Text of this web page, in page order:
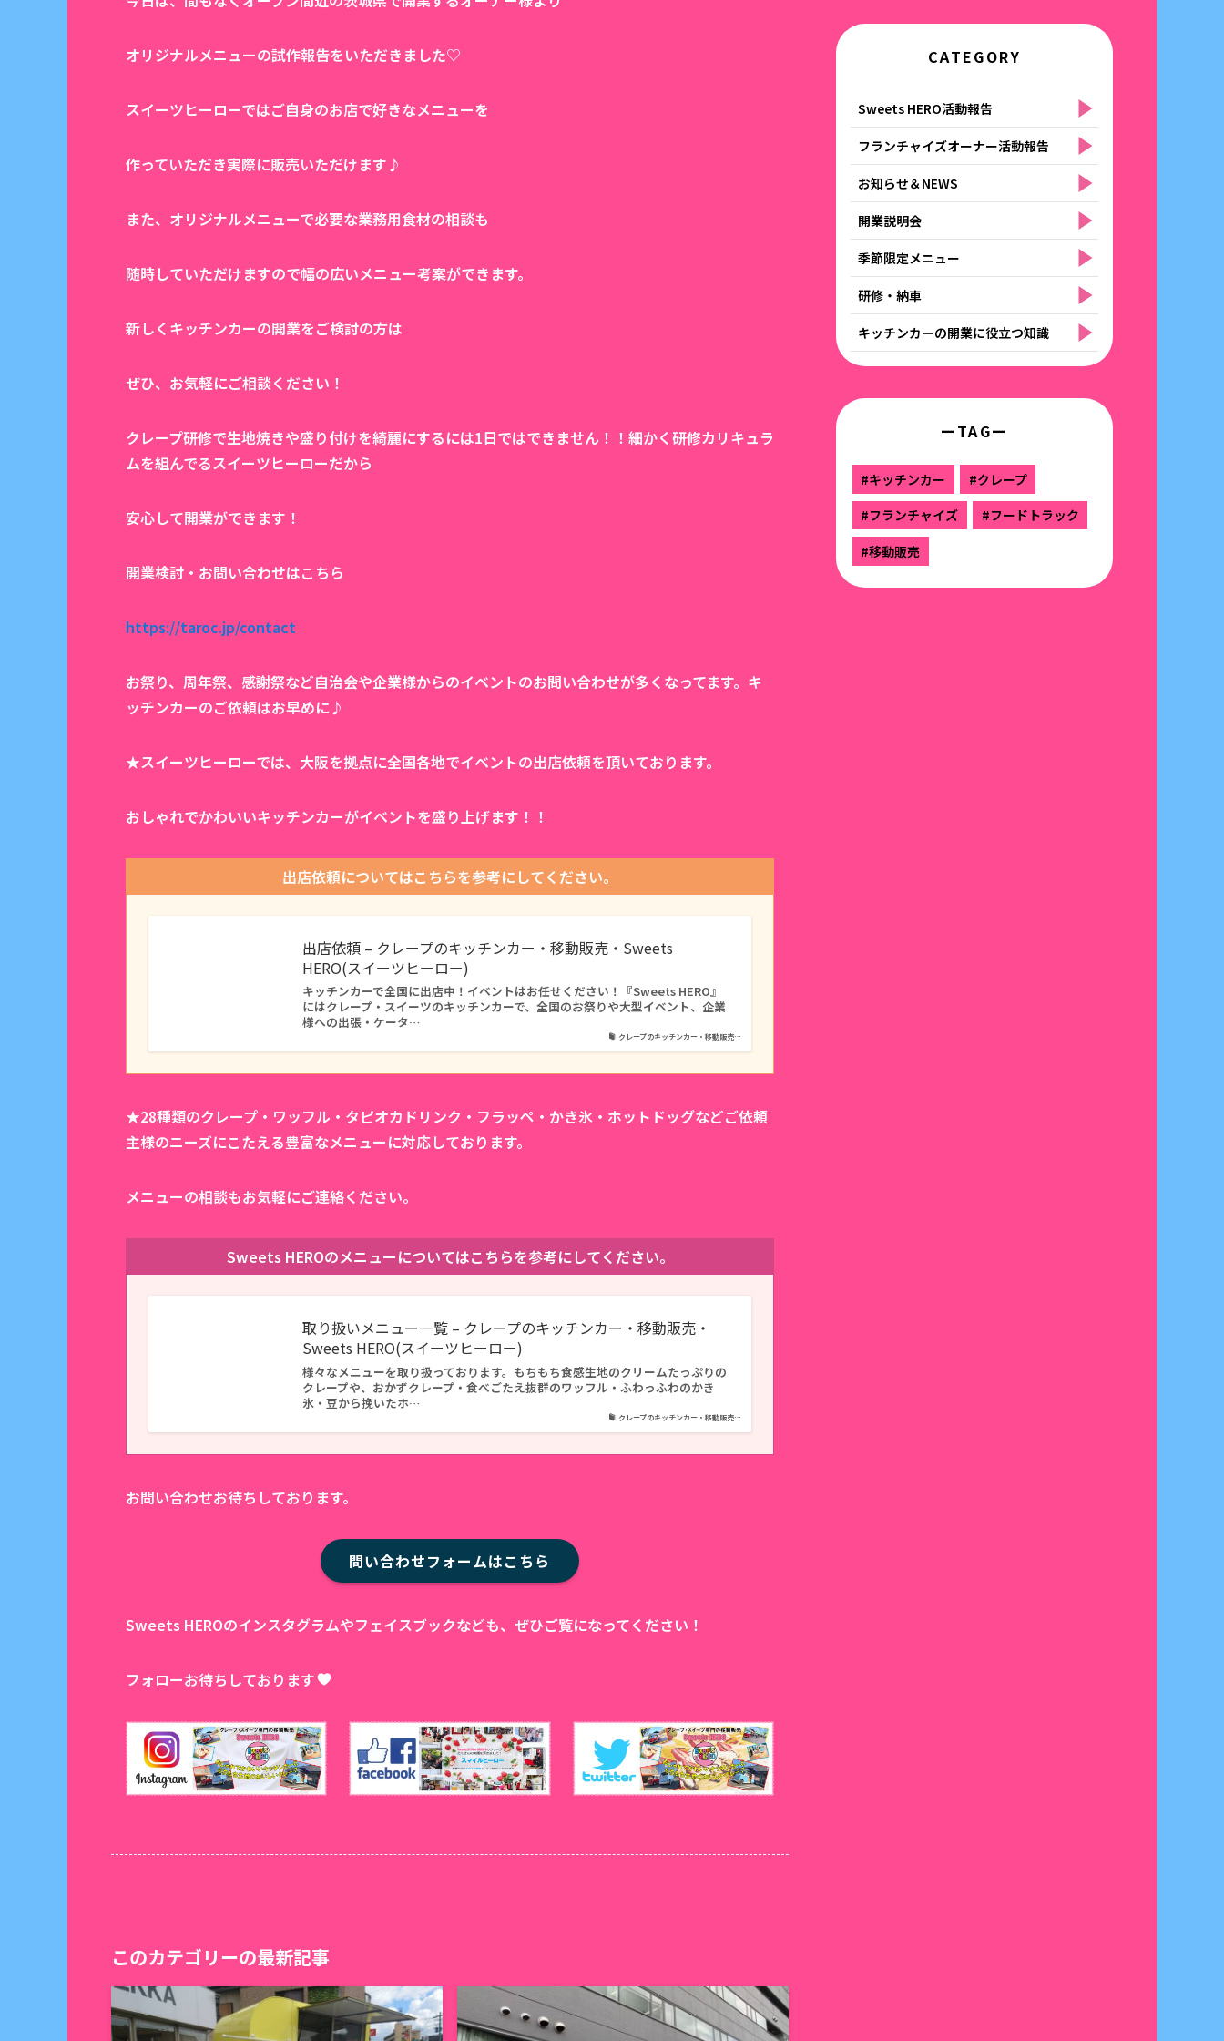
オリジナルメニューの試作報告をいただきました♡
スイーツヒーローではご自身のお店で好きなメニューを
作っていただき実際に販売いただけます♪
また、オリジナルメニューで必要な業務用食材の相談も
随時していただけますので幅の広いメニュー考案ができます。
新しくキッチンカーの開業をご検討の方は
ぜひ、お気軽にご相談ください！
クレープ研修で生地焼きや盛り付けを綺麗にするには1日ではできません！！細かく研修カリキュラ
ムを組んでるスイーツヒーローだから
安心して開業ができます！
開業検討・お問い合わせはこちら
https://taroc.jp/contact
お祭り、周年祭、感謝祭など自治会や企業様からのイベントのお問い合わせが多くなってます。キ
ッチンカーのご依頼はお早めに♪
★スイーツヒーローでは、大阪を拠点に全国各地でイベントの出店依頼を頂いております。
おしゃれでかわいいキッチンカーがイベントを盛り上げます！！
出店依頼についてはこちらを参考にしてください。
クレープのキッチンカー・移動販売…
出店依頼 – クレープのキッチンカー・移動販売・Sweets
HERO(スイーツヒーロー)
キッチンカーで全国に出店中！イベントはお任せください！『Sweets HERO』
にはクレープ・スイーツのキッチンカーで、全国のお祭りや大型イベント、企業
様への出張・ケータ…
★28種類のクレープ・ワッフル・タピオカドリンク・フラッペ・かき氷・ホットドッグなどご依頼
主様のニーズにこたえる豊富なメニューに対応しております。
メニューの相談もお気軽にご連絡ください。
Sweets HEROのメニューについてはこちらを参考にしてください。
クレープのキッチンカー・移動販売…
取り扱いメニュー一覧 – クレープのキッチンカー・移動販売・
Sweets HERO(スイーツヒーロー)
様々なメニューを取り扱っております。もちもち食感生地のクリームたっぷりの
クレープや、おかずクレープ・食べごたえ抜群のワッフル・ふわっふわのかき
氷・豆から挽いたホ…
お問い合わせお待ちしております。
問い合わせフォームはこちら
Sweets HEROのインスタグラムやフェイスブックなども、ぜひご覧になってください！
フォローお待ちしております
このカテゴリーの最新記事
CATEGORY
Sweets HERO活動報告
フランチャイズオーナー活動報告
お知らせ＆NEWS
開業説明会
季節限定メニュー
研修・納車
キッチンカーの開業に役立つ知識
ーTAGー
#キッチンカー
#クレープ
#フランチャイズ
#フードトラック
#移動販売